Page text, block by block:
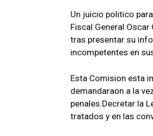
Un juicio politico
Fiscal General
tras presentar su
incompetentes en
Esta Comision esta
demandaraon a la
penales.Decretar la
tratados y en las